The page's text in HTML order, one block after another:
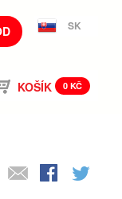
SK
KOŠÍK 0 KČ